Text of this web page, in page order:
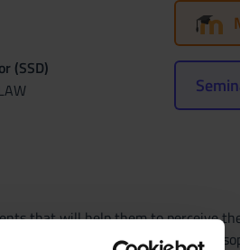
(SSD)
that will help them to perceive
derived from the evolution of